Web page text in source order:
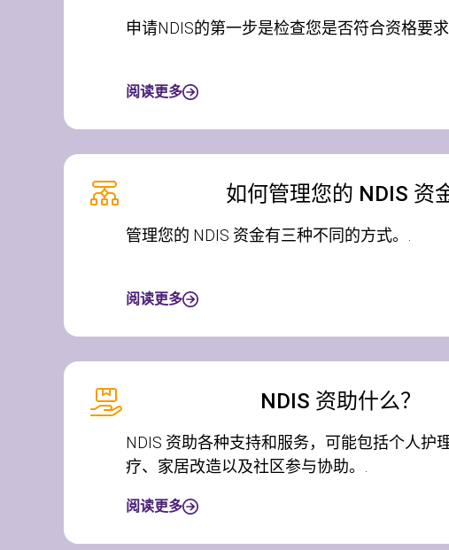
申请NDIS的第一步是检查您是否符合资格要求
阅读更多
如何管理您的 NDIS 资
管理您的 NDIS 资金有三种不同的方式。.
阅读更多
NDIS 资助什么？
NDIS 资助各种支持和服务，可能包括个人护
疗、家居改造以及社区参与协助。.
阅读更多